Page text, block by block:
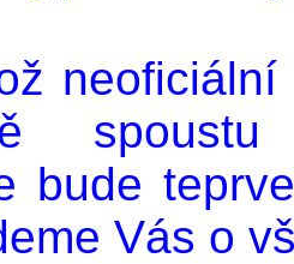
bude
Vás o